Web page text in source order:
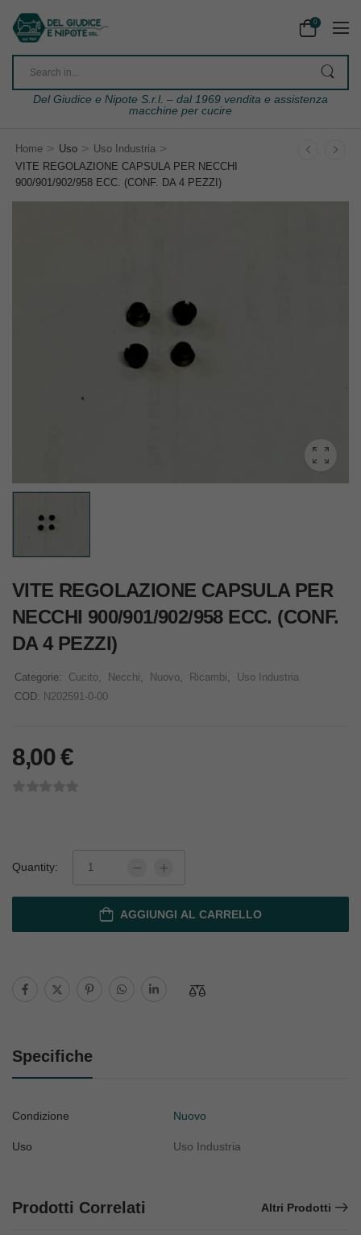
0
Del Giudice e Nipote S.r.l. – dal 1969 vendita e assistenza
macchine per cucire
Home > Uso > Uso Industria >
VITE REGOLAZIONE CAPSULA PER NECCHI
900/901/902/958 ECC. (CONF. DA 4 PEZZI)
VITE REGOLAZIONE CAPSULA PER
NECCHI 900/901/902/958 ECC. (CONF.
DA 4 PEZZI)
Categorie: Cucito Necchi Nuovo Ricambi
Uso Industria
COD: N202591-0-00
8,00€
Quantity:
AGGIUNGI AL CARRELLO
Specifiche
Condizione Nuovo
Uso Uso Industria
Prodotti Correlati Altri Prodotti